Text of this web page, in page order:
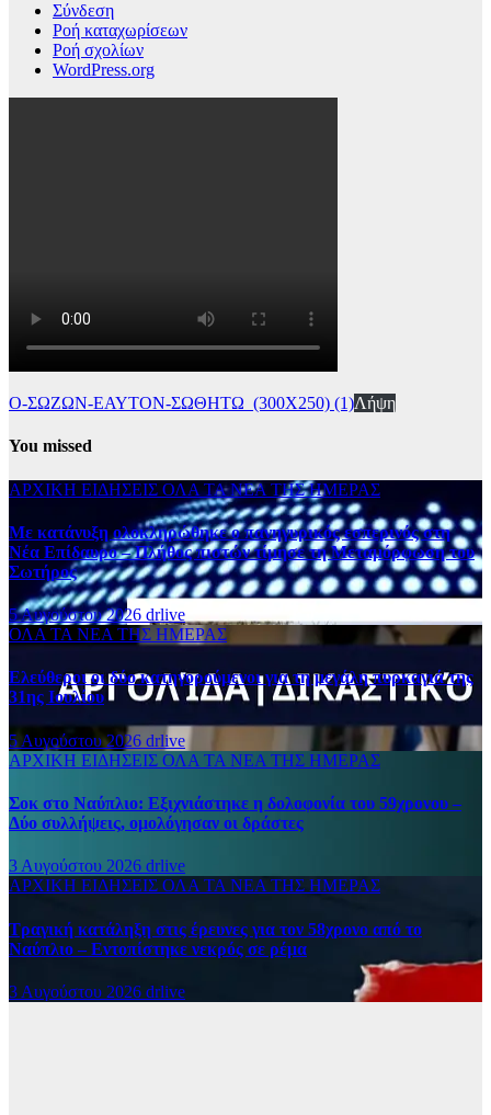
Σύνδεση
Ροή καταχωρίσεων
Ροή σχολίων
WordPress.org
Ο-ΣΩΖΩΝ-ΕΑΥΤΟΝ-ΣΩΘΗΤΩ_(300Χ250) (1)Λήψη
You missed
ΑΡΧΙΚΗ ΕΙΔΗΣΕΙΣ ΟΛΑ ΤΑ ΝΕΑ ΤΗΣ ΗΜΕΡΑΣ
Με κατάνυξη ολοκληρώθηκε ο πανηγυρικός εσπερινός στη
Νέα Επίδαυρο – Πλήθος πιστών τίμησε τη Μεταμόρφωση του
Σωτήρος
5 Αυγούστου 2026 drlive
ΟΛΑ ΤΑ ΝΕΑ ΤΗΣ ΗΜΕΡΑΣ
Ελεύθεροι οι δύο κατηγορούμενοι για τη μεγάλη πυρκαγιά της
31ης Ιουλίου
5 Αυγούστου 2026 drlive
ΑΡΧΙΚΗ ΕΙΔΗΣΕΙΣ ΟΛΑ ΤΑ ΝΕΑ ΤΗΣ ΗΜΕΡΑΣ
Σοκ στο Ναύπλιο: Εξιχνιάστηκε η δολοφονία του 59χρονου –
Δύο συλλήψεις, ομολόγησαν οι δράστες
3 Αυγούστου 2026 drlive
ΑΡΧΙΚΗ ΕΙΔΗΣΕΙΣ ΟΛΑ ΤΑ ΝΕΑ ΤΗΣ ΗΜΕΡΑΣ
Τραγική κατάληξη στις έρευνες για τον 58χρονο από το
Ναύπλιο – Εντοπίστηκε νεκρός σε ρέμα
3 Αυγούστου 2026 drlive